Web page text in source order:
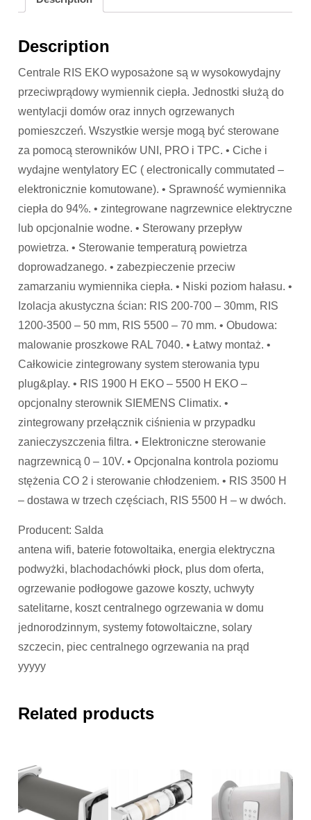
Description
Centrale RIS EKO wyposażone są w wysokowydajny
przeciwprądowy wymiennik ciepła. Jednostki służą do
wentylacji domów oraz innych ogrzewanych
pomieszczeń. Wszystkie wersje mogą być sterowane
za pomocą sterowników UNI, PRO i TPC. • Ciche i
wydajne wentylatory EC ( electronically commutated –
elektronicznie komutowane). • Sprawność wymiennika
ciepła do 94%. • zintegrowane nagrzewnice elektryczne
lub opcjonalnie wodne. • Sterowany przepływ
powietrza. • Sterowanie temperaturą powietrza
doprowadzanego. • zabezpieczenie przeciw
zamarzaniu wymiennika ciepła. • Niski poziom hałasu. •
Izolacja akustyczna ścian: RIS 200-700 – 30mm, RIS
1200-3500 – 50 mm, RIS 5500 – 70 mm. • Obudowa:
malowanie proszkowe RAL 7040. • Łatwy montaż. •
Całkowicie zintegrowany system sterowania typu
plug&play. • RIS 1900 H EKO – 5500 H EKO –
opcjonalny sterownik SIEMENS Climatix. •
zintegrowany przełącznik ciśnienia w przypadku
zanieczyszczenia filtra. • Elektroniczne sterowanie
nagrzewnicą 0 – 10V. • Opcjonalna kontrola poziomu
stężenia CO 2 i sterowanie chłodzeniem. • RIS 3500 H
– dostawa w trzech częściach, RIS 5500 H – w dwóch.
Producent: Salda
antena wifi, baterie fotowoltaika, energia elektryczna
podwyżki, blachodachówki płock, plus dom oferta,
ogrzewanie podłogowe gazowe koszty, uchwyty
satelitarne, koszt centralnego ogrzewania w domu
jednorodzinnym, systemy fotowoltaiczne, solary
szczecin, piec centralnego ogrzewania na prąd
yyyyy
Related products